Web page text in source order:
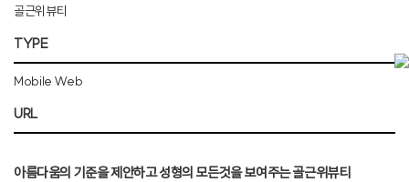
골근위뷰티
TYPE
Mobile Web
URL
아름다움의 기준을 제안하고 성형의 모든것을 보여주는 골근위뷰티